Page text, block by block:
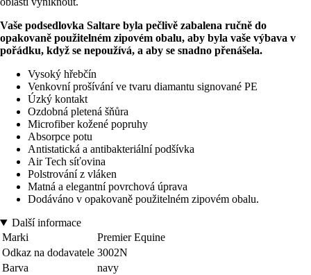
Vaše podsedlovka Saltare byla pečlivě zabalena ručně do
opakovaně použitelném zipovém obalu, aby byla vaše výbava v
pořádku, když se nepoužívá, a aby se snadno přenášela.
Vysoký hřebčín
Venkovní prošívání ve tvaru diamantu signované PE
Úzký kontakt
Ozdobná pletená šňůra
Microfiber kožené popruhy
Absorpce potu
Antistatická a antibakteriální podšívka
Air Tech síťovina
Polstrování z vláken
Matná a elegantní povrchová úprava
Dodáváno v opakovaně použitelném zipovém obalu.
Další informace
Marki
Premier Equine
Odkaz na dodavatele 3002N
Barva
navy